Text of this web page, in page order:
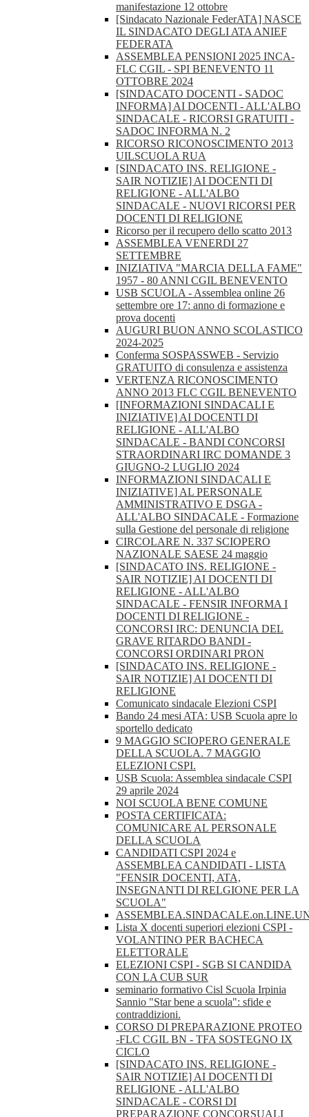
manifestazione 12 ottobre
[Sindacato Nazionale FederATA] NASCE
IL SINDACATO DEGLI ATA ANIEF
FEDERATA
ASSEMBLEA PENSIONI 2025 INCA-
FLC CGIL - SPI BENEVENTO 11
OTTOBRE 2024
[SINDACATO DOCENTI - SADOC
INFORMA] AI DOCENTI - ALL'ALBO
SINDACALE - RICORSI GRATUITI -
SADOC INFORMA N. 2
RICORSO RICONOSCIMENTO 2013
UILSCUOLA RUA
[SINDACATO INS. RELIGIONE -
SAIR NOTIZIE] AI DOCENTI DI
RELIGIONE - ALL'ALBO
SINDACALE - NUOVI RICORSI PER
DOCENTI DI RELIGIONE
Ricorso per il recupero dello scatto 2013
ASSEMBLEA VENERDI 27
SETTEMBRE
INIZIATIVA "MARCIA DELLA FAME"
1957 - 80 ANNI CGIL BENEVENTO
USB SCUOLA - Assemblea online 26
settembre ore 17: anno di formazione e
prova docenti
AUGURI BUON ANNO SCOLASTICO
2024-2025
Conferma SOSPASSWEB - Servizio
GRATUITO di consulenza e assistenza
VERTENZA RICONOSCIMENTO
ANNO 2013 FLC CGIL BENEVENTO
[INFORMAZIONI SINDACALI E
INIZIATIVE] AI DOCENTI DI
RELIGIONE - ALL'ALBO
SINDACALE - BANDI CONCORSI
STRAORDINARI IRC DOMANDE 3
GIUGNO-2 LUGLIO 2024
INFORMAZIONI SINDACALI E
INIZIATIVE] AL PERSONALE
AMMINISTRATIVO E DSGA -
ALL'ALBO SINDACALE - Formazione
sulla Gestione del personale di religione
CIRCOLARE N. 337 SCIOPERO
NAZIONALE SAESE 24 maggio
[SINDACATO INS. RELIGIONE -
SAIR NOTIZIE] AI DOCENTI DI
RELIGIONE - ALL'ALBO
SINDACALE - FENSIR INFORMA I
DOCENTI DI RELIGIONE -
CONCORSI IRC: DENUNCIA DEL
GRAVE RITARDO BANDI -
CONCORSI ORDINARI PRON
[SINDACATO INS. RELIGIONE -
SAIR NOTIZIE] AI DOCENTI DI
RELIGIONE
Comunicato sindacale Elezioni CSPI
Bando 24 mesi ATA: USB Scuola apre lo
sportello dedicato
9 MAGGIO SCIOPERO GENERALE
DELLA SCUOLA. 7 MAGGIO
ELEZIONI CSPI.
USB Scuola: Assemblea sindacale CSPI
29 aprile 2024
NOI SCUOLA BENE COMUNE
POSTA CERTIFICATA:
COMUNICARE AL PERSONALE
DELLA SCUOLA
CANDIDATI CSPI 2024 e
ASSEMBLEA CANDIDATI - LISTA
"FENSIR DOCENTI, ATA,
INSEGNANTI DI RELGIONE PER LA
SCUOLA"
Lista X docenti superiori elezioni CSPI -
VOLANTINO PER BACHECA
ELETTORALE
ELEZIONI CSPI - SGB SI CANDIDA
CON LA CUB SUR
seminario formativo Cisl Scuola Irpinia
Sannio "Star bene a scuola": sfide e
contraddizioni.
CORSO DI PREPARAZIONE PROTEO
-FLC CGIL BN - TFA SOSTEGNO IX
CICLO
[SINDACATO INS. RELIGIONE -
SAIR NOTIZIE] AI DOCENTI DI
RELIGIONE - ALL'ALBO
SINDACALE - CORSI DI
PREPARAZIONE CONCORSUALI